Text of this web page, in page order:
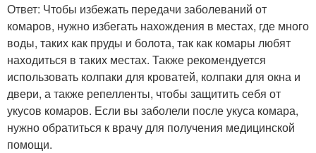
Ответ: Чтобы избежать передачи заболеваний от
комаров, нужно избегать нахождения в местах, где много
воды, таких как пруды и болота, так как комары любят
находиться в таких местах. Также рекомендуется
использовать колпаки для кроватей, колпаки для окна и
двери, а также репелленты, чтобы защитить себя от
укусов комаров. Если вы заболели после укуса комара,
нужно обратиться к врачу для получения медицинской
помощи.